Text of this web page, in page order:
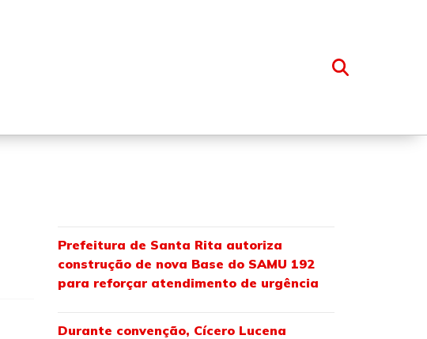
Prefeitura de Santa Rita autoriza
construção de nova Base do SAMU 192
para reforçar atendimento de urgência
Durante convenção, Cícero Lucena